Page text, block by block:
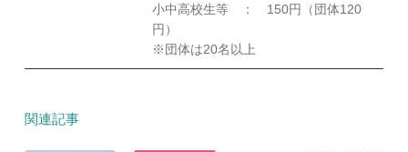
小中高校生等 ： 150円（団体120
円）
※団体は20名以上
関連記事